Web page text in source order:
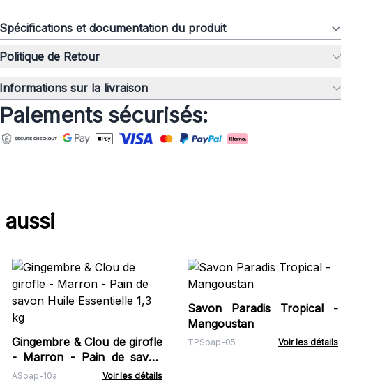
Spécifications et documentation du produit
Politique de Retour
Informations sur la livraison
Paiements sécurisés:
Gingembre & Clou de girofle
- Marron - Pain de savon
Huile Essentielle 1,3 kg
ASoap-10a Voir les détails
Savon Paradis Tropical -
Mangoustan
TPSoap-05 Voir les détails